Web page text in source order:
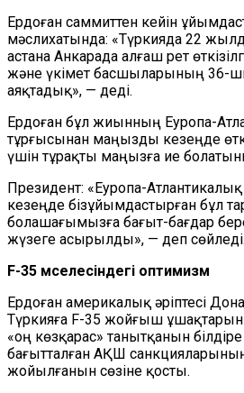
Ердоған саммиттен кейін
мәслихатында: «Түркияда 22
астана Анкарада алғаш рет
және үкімет басшыларының 36-шы
аяқтадық», — деді.
Ердоған бұл жиынның Еуропа-
тұрғысынан маңызды кезеңде
үшін тұрақты маңызға ие
Президент: «Еуропа-Атлантикалық
кезеңде бізұйымдастырған бұл
болашағымызға бағыт-бағдар
жүзеге асырылды», — деп сөйледі.
F-35 мәселесіндегі оптимизм
Ердоған америкалық әріптесі
Түркияға F-35 жойғыш ұшақтарын
«оң көзқарас» танытқанын
бағытталған АҚШ
жойылғанын сөзіне қосты.